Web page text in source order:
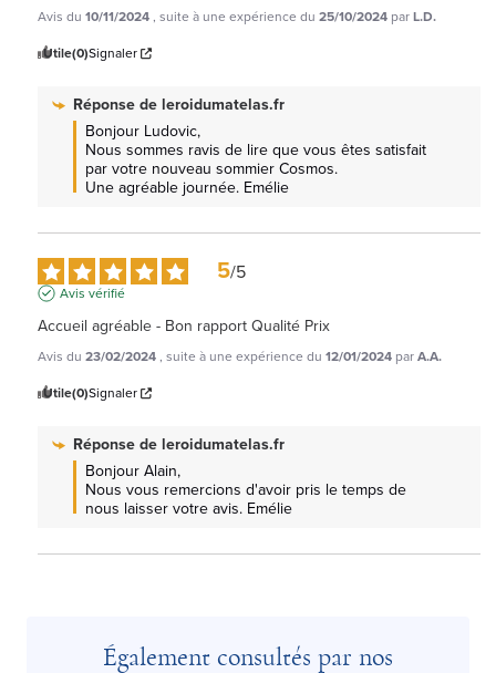
Avis du 10/11/2024, suite à une expérience du 25/10/2024 parL.D.
Utile(0)Signaler
Réponse deleroidumatelas.fr
Bonjour Ludovic,
Nous sommes ravis de lire que vous êtes satisfait
par votre nouveau sommier Cosmos.
Une agréable journée. Emélie
5/5
Avis vérifié
Accueil agréable - Bon rapport Qualité Prix
Avis du 23/02/2024, suite à une expérience du 12/01/2024 parA.A.
Utile(0)Signaler
Réponse deleroidumatelas.fr
Bonjour Alain,
Nous vous remercions d'avoir pris le temps de
nous laisser votre avis. Emélie
Également consultés par nos